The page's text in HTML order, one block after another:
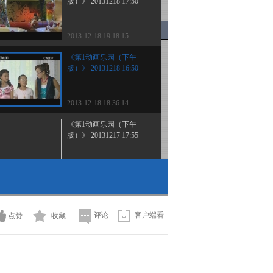
2013-12-18 19:18:15
《第1动画乐园（下午
版）》 20131218 16:50
2013-12-18 18:36:14
《第1动画乐园（下午
版）》 20131217 17:55
2013-12-17 18:55:15
点赞 收藏 评论 客户端看